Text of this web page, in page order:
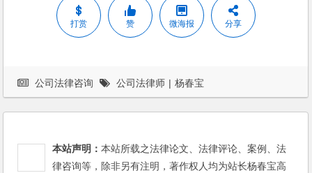
打赏 赞 微海报 分享
公司法律咨询 公司法律师 | 杨春宝
本站声明：本站所载之法律论文、法律评论、案例、法
律咨询等，除非另有注明，著作权人均为站长杨春宝高